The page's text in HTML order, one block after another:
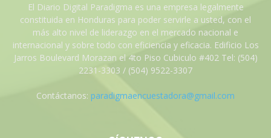
El Diario Digital Paradigma es una empresa legalmente
constituida en Honduras para poder servirle a usted, con el
más alto nivel de liderazgo en el mercado nacional e
internacional y sobre todo con eficiencia y eficacia. Edificio Los
Jarros Boulevard Morazan el 4to Piso Cubiculo #402 Tel: (504)
2231-3303 / (504) 9522-3307
Contáctanos: paradigmaencuestadora@gmail.com